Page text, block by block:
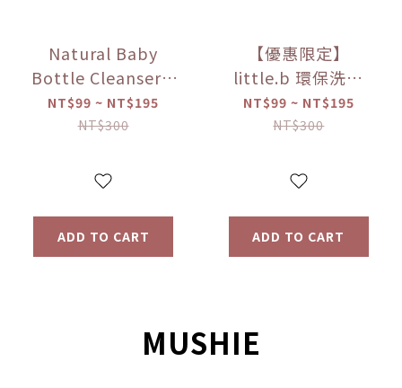
Natural Baby
Bottle Cleanser –
Fragrance-Free &
Hypoallergenic
NT$99 ~ NT$195
NT$300
ADD TO CART
【優惠限定】
little.b 環保洗碗
精-蘆薈馬鞭草
（50ml/100ml）
NT$99 ~ NT$195
NT$300
ADD TO CART
MUSHIE